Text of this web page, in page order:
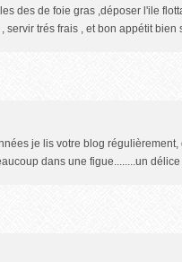
des de foie gras ,déposer l'ile
servir trés frais , et bon appétit bien
je lis votre blog
dans une figue........un délice